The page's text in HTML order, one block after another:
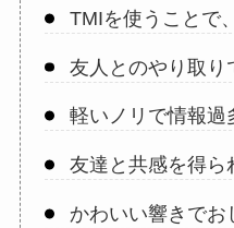
TMIを使うことで
友人とのやり取り
軽いノリで情報過
友達と共感を得ら
かわいい響きでお